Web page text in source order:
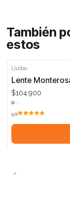
También
estos
|Julbo
Lente
$104.900
5.0